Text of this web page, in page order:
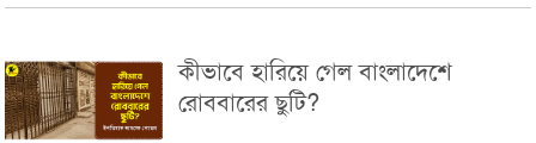
কীভাবে হারিয়ে গেল বাংলাদেশে
রোববারের ছুটি?